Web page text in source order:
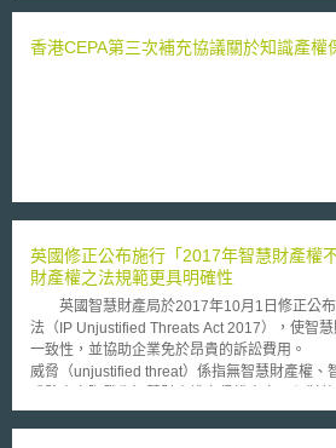
應提出ESG事項報告 依《瑞士債法典》第32章新增的第6節「非財務事項之
Conflict-Affected Areas and Child Labour）規
業地點位於瑞士的企業，如在瑞士自由流通或加
地區（conflict-affected and high-risk areas）
或服務被合理懷疑是使用童工製造或提供而成
盡職調查義務，每年亦應將其遵守情況編制成報
束後的六個月內於網路上發布，並確保至少十
香港CEPA第三次補充協議關於知識產權
英國修正公布施行「2017年智慧財產權
財產權之法規範更具明確性
英國智慧財產局於2017年10月1日修正公布
法（IP Unjustified Threats Act 2017），使智
一致性，並協助企業免於昂貴的訴訟費用。 所謂智慧財產權之不正當
威脅（unjustified threat）係指無智慧財產權、
施，該行為耗費成本、引起市場混亂，致使客